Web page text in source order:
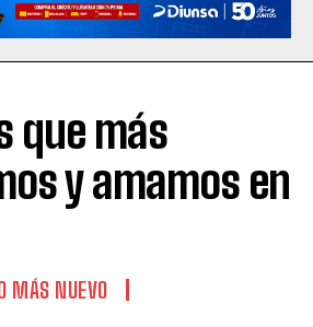
que más
y amamos en
MÁS NUEVO